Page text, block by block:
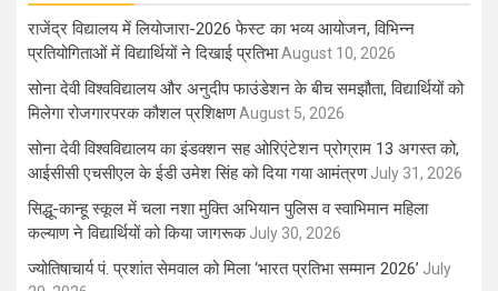
राजेंद्र विद्यालय में लियोजारा-2026 फेस्ट का भव्य आयोजन, विभिन्न
प्रतियोगिताओं में विद्यार्थियों ने दिखाई प्रतिभाAugust 10, 2026
सोना देवी विश्वविद्यालय और अनुदीप फाउंडेशन के बीच समझौता, विद्यार्थियों को
मिलेगा रोजगारपरक कौशल प्रशिक्षणAugust 5, 2026
सोना देवी विश्वविद्यालय का इंडक्शन सह ओरिएंटेशन प्रोग्राम 13 अगस्त को,
आईसीसी एचसीएल के ईडी उमेश सिंह को दिया गया आमंत्रण July 31, 2026
सिद्धू-कान्हू स्कूल में चला नशा मुक्ति अभियान पुलिस व स्वाभिमान महिला
कल्याण ने विद्यार्थियों को किया जागरूक July 30, 2026
ज्योतिषाचार्य पं. प्रशांत सेमवाल को मिला ‘भारत प्रतिभा सम्मान 2026’ July